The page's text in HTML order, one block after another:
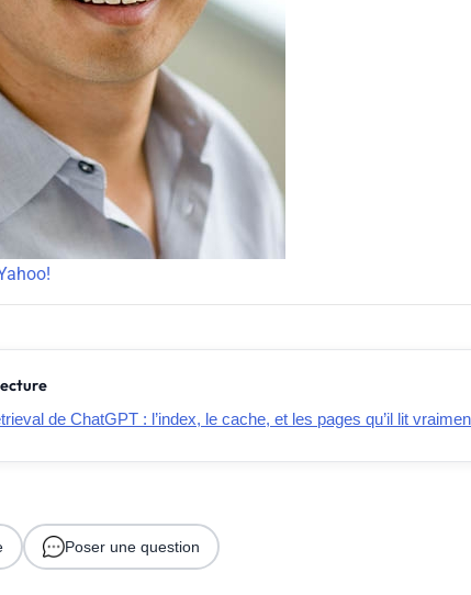
de ChatGPT : l’index, le cache, et les pages qu’il lit
Poser une question